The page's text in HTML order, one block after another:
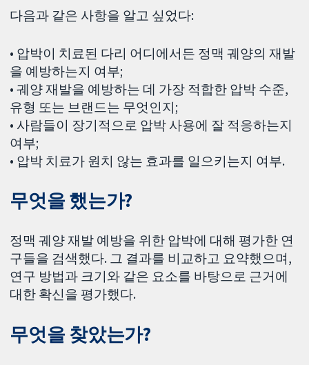
다음과 같은 사항을 알고 싶었다:
• 압박이 치료된 다리 어디에서든 정맥 궤양의 재발
을 예방하는지 여부;
• 궤양 재발을 예방하는 데 가장 적합한 압박 수준,
유형 또는 브랜드는 무엇인지;
• 사람들이 장기적으로 압박 사용에 잘 적응하는지
여부;
• 압박 치료가 원치 않는 효과를 일으키는지 여부.
무엇을 했는가?
정맥 궤양 재발 예방을 위한 압박에 대해 평가한 연
구들을 검색했다. 그 결과를 비교하고 요약했으며,
연구 방법과 크기와 같은 요소를 바탕으로 근거에
대한 확신을 평가했다.
무엇을 찾았는가?